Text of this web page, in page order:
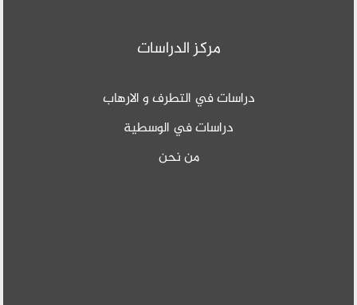
مركز الدراسات
دراسات في التطرف و الارهاب
دراسات في الوسطية
من نحن